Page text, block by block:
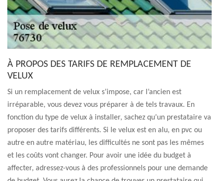
À PROPOS DES TARIFS DE REMPLACEMENT DE
VELUX
Si un remplacement de velux s’impose, car l’ancien est
irréparable, vous devez vous préparer à de tels travaux. En
fonction du type de velux à installer, sachez qu’un prestataire va
proposer des tarifs différents. Si le velux est en alu, en pvc ou
autre en autre matériau, les difficultés ne sont pas les mêmes
et les coûts vont changer. Pour avoir une idée du budget à
affecter, adressez-vous à des professionnels pour une demande